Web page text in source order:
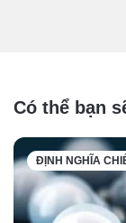
Có thể bạn
ĐỊNH NGHĨA